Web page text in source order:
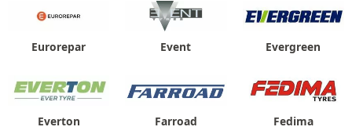
Eurorepar Event Evergreen
Everton Farroad Fedima